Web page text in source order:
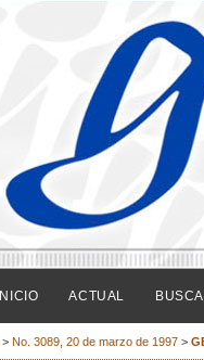
INICIO ACTUAL
> No. 3089, 20 de marzo de 1997 >